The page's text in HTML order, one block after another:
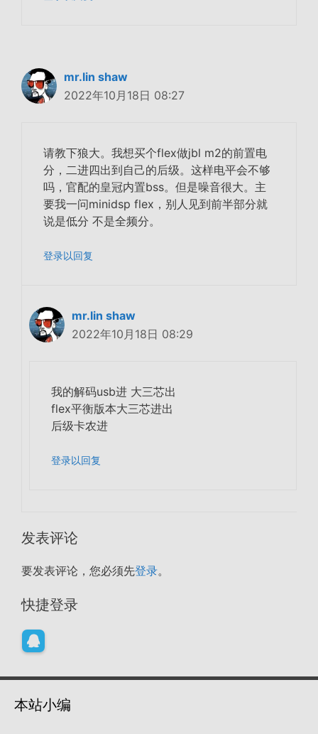
mr.lin shaw
2022年10月18日 08:27
请教下狼大。我想买个flex做jbl m2的前置电
分，二进四出到自己的后级。这样电平会不够
吗，官配的皇冠内置bss。但是噪音很大。主
要我一问minidsp flex，别人见到前半部分就
说是低分 不是全频分。
登录以回复
mr.lin shaw
2022年10月18日 08:29
我的解码usb进 大三芯出
flex平衡版本大三芯进出
后级卡农进
登录以回复
发表评论
要发表评论，您必须先登录。
快捷登录
本站小编